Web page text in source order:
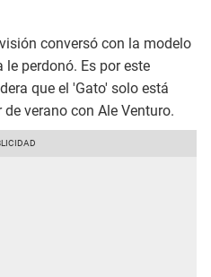
conversó con la modelo
perdonó. Es por este
que el 'Gato' solo está
verano con Ale Venturo.